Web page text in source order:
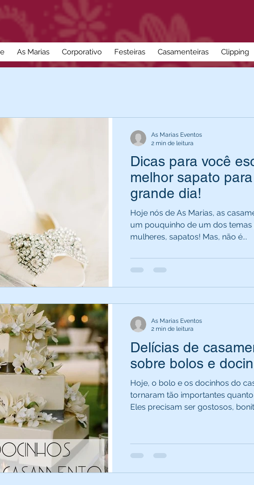
As Marias Corporativo Festeiras Casamenteiras Clipping
Dicas para você
melhor sapato
grande dia!
Hoje nós de As Marias, as
um pouquinho de um dos
mulheres, sapatos! Mas, não é...
As Marias Eventos
2 min de leitura
Delícias de
sobre bolos e
Hoje, o bolo e os docinhos do
tornaram tão importantes
Eles precisam ser gostosos,
As Marias Eventos
2 min de leitura